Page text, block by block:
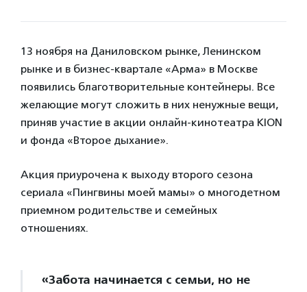
13 ноября на Даниловском рынке, Ленинском
рынке и в бизнес-квартале «Арма» в Москве
появились благотворительные контейнеры. Все
желающие могут сложить в них ненужные вещи,
приняв участие в акции онлайн-кинотеатра KION
и фонда «Второе дыхание».
Акция приурочена к выходу второго сезона
сериала «Пингвины моей мамы» о многодетном
приемном родительстве и семейных
отношениях.
«Забота начинается с семьи, но не